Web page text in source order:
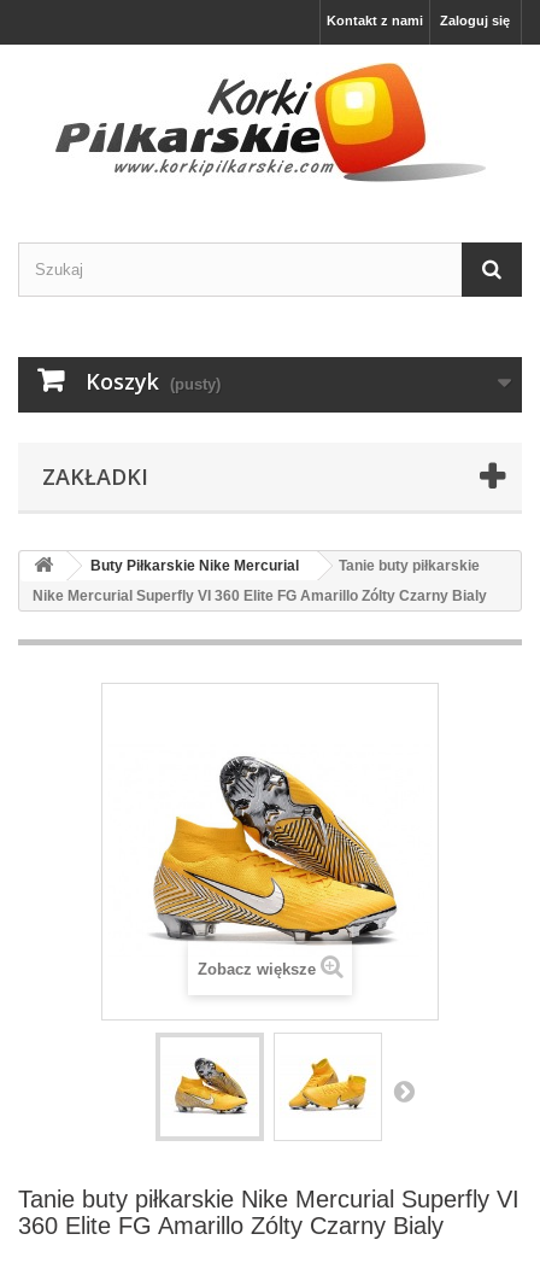
Zaloguj się
Kontakt z nami
Koszyk (pusty)
ZAKŁADKI
Buty Piłkarskie Nike Mercurial
Tanie buty piłkarskie
Nike Mercurial Superfly VI 360 Elite FG Amarillo Zólty Czarny Bialy
Zobacz większe
Tanie buty piłkarskie Nike Mercurial Superfly VI
360 Elite FG Amarillo Zólty Czarny Bialy